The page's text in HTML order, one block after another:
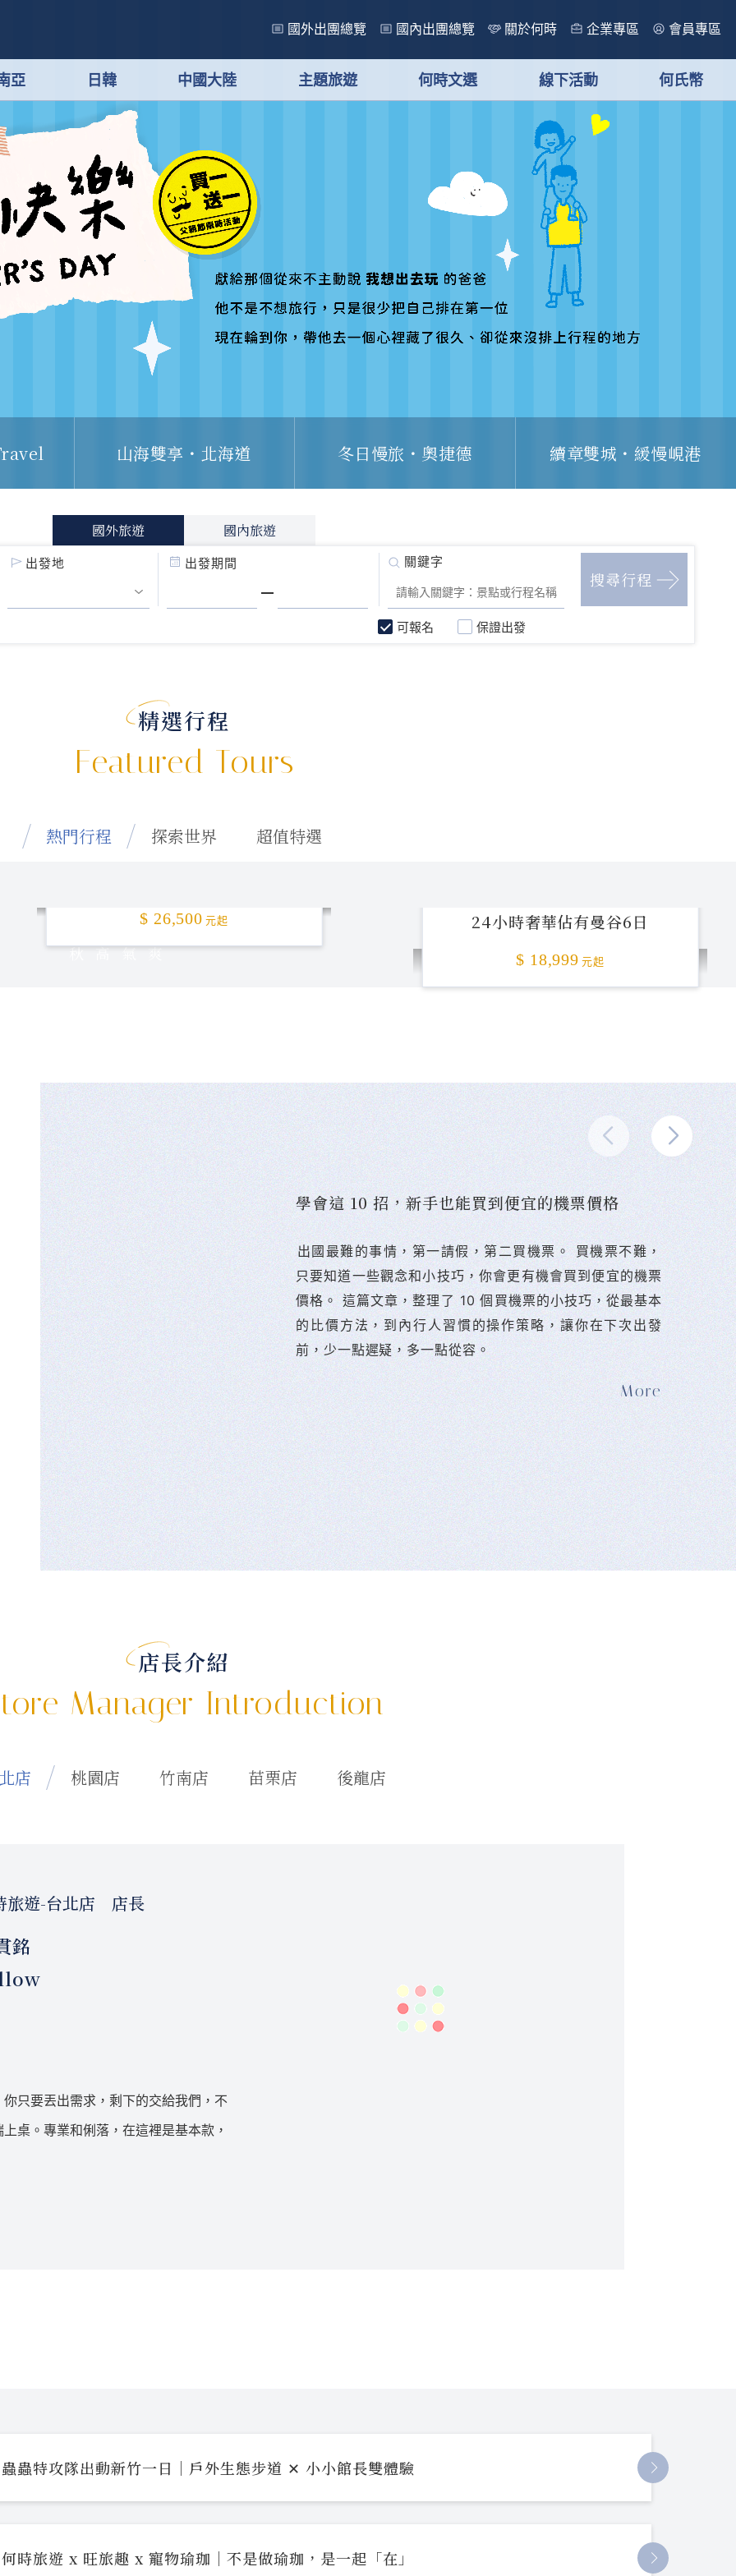
國外出團總覽 國內出團總覽 關於何時 企業專區 會員專區
亞 日韓 中國大陸 主題旅遊 何時文選 線下活動 何氏幣
山海雙享・北海道 冬日慢旅・奧捷德 續章雙城・緩慢峴港
國外旅遊 國內旅遊
出發地 出發期間
可報名 保證出發
精選行程
Featured Tours
熱門行程 探索世界 超值特選
秋高氣爽
$ 26,500 元起 24小時奢華佔有曼谷6日
$ 18,999 元起
學會這 10 招，新手也能買到便宜的機票價格
󠀠出國最難的事情，第一請假，第二買機票。 󠀠買機票不難，
只要知道一些觀念和小技巧，你會更有機會買到便宜的機票
價格。 這篇文章，整理了 10 個買機票的小技巧，從最基本
的比價方法，到內行人習慣的操作策略，讓你在下次出發
前，少一點遲疑，多一點從容。
店長介紹
Manager Introduction
店 桃園店 竹南店 苗栗店 後龍店
旅遊-台北店 店長
銘
只要丟出需求，剩下的交給我們，不
桌。專業和俐落，在這裡是基本款，
蟲特攻隊出動新竹一日｜戶外生態步道 ✕ 小小館長雙體驗
時旅遊 x 旺旅趣 x 寵物瑜珈｜不是做瑜珈，是一起「在」